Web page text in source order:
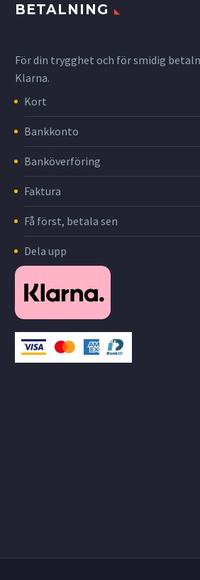
BETALNING
För din trygghet och för smidig
Klarna.
Kort
Bankkonto
Banköverföring
Faktura
Få först, betala sen
Dela upp